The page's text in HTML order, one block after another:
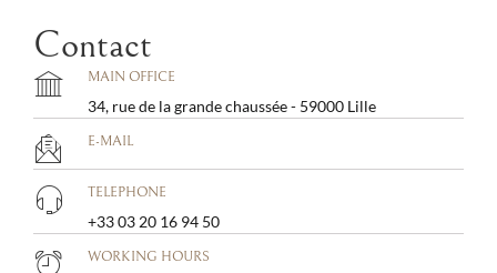
Contact
MAIN OFFICE
34, rue de la grande chaussée - 59000 Lille
E-MAIL
TELEPHONE
+33 03 20 16 94 50
WORKING HOURS